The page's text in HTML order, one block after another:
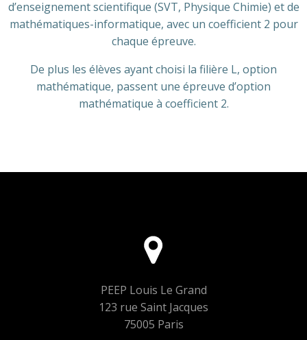
d’enseignement scientifique (SVT, Physique Chimie) et de
mathématiques-informatique, avec un coefficient 2 pour
chaque épreuve.
De plus les élèves ayant choisi la filière L, option
mathématique, passent une épreuve d’option
mathématique à coefficient 2.
PEEP Louis Le Grand
123 rue Saint Jacques
75005 Paris